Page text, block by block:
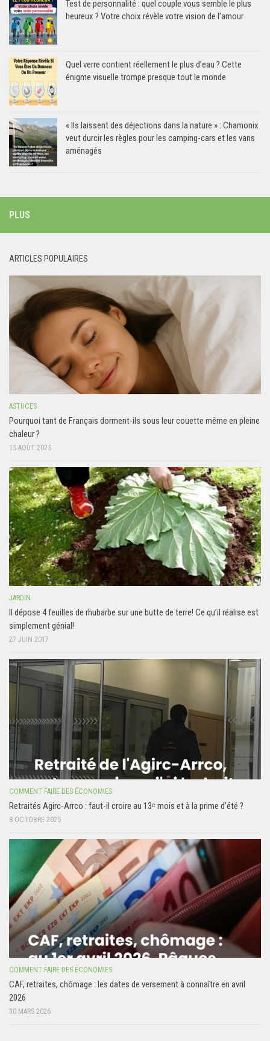
Test de personnalité : quel couple vous semble le plus
heureux ? Votre choix révèle votre vision de l’amour
Quel verre contient réellement le plus d’eau ? Cette
énigme visuelle trompe presque tout le monde
« Ils laissent des déjections dans la nature » : Chamonix
veut durcir les règles pour les camping-cars et les vans
aménagés
PLUS
ARTICLES POPULAIRES
ASTUCES
Pourquoi tant de Français dorment-ils sous leur couette même en pleine
chaleur ?
15 AOÛT 2025
JARDIN
Il dépose 4 feuilles de rhubarbe sur une butte de terre! Ce qu’il réalise est
simplement génial!
27 JUIN 2017
COMMENT FAIRE DES ÉCONOMIES
Retraités Agirc-Arrco : faut-il croire au 13ᵉ mois et à la prime d’été ?
8 OCTOBRE 2025
COMMENT FAIRE DES ÉCONOMIES
CAF, retraites, chômage : les dates de versement à connaître en avril
2026
30 MARS 2026